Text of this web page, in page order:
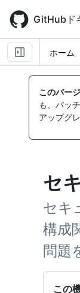
main
content
GitHubド
ホーム
このバー
も、パッ
アップグ
セ
セキ
構成
問題
この